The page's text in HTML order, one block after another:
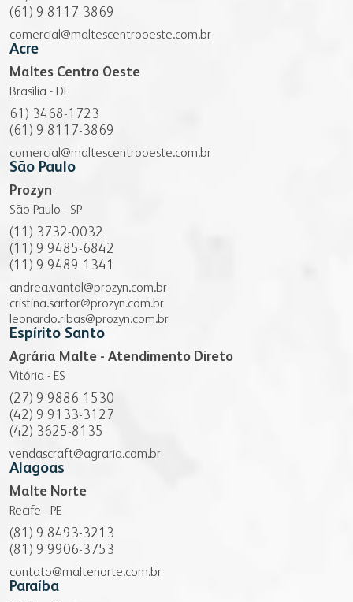
(61) 9 8117-3869
comercial@maltescentrooeste.com.br
Acre
Maltes Centro Oeste
Brasília - DF
61) 3468-1723
(61) 9 8117-3869
comercial@maltescentrooeste.com.br
São Paulo
Prozyn
São Paulo - SP
(11) 3732-0032
(11) 9 9485-6842
(11) 9 9489-1341
andrea.vantol@prozyn.com.br
cristina.sartor@prozyn.com.br
leonardo.ribas@prozyn.com.br
Espírito Santo
Agrária Malte - Atendimento Direto
Vitória - ES
(27) 9 9886-1530
(42) 9 9133-3127
(42) 3625-8135
vendascraft@agraria.com.br
Alagoas
Malte Norte
Recife - PE
(81) 9 8493-3213
(81) 9 9906-3753
contato@maltenorte.com.br
Paraíba